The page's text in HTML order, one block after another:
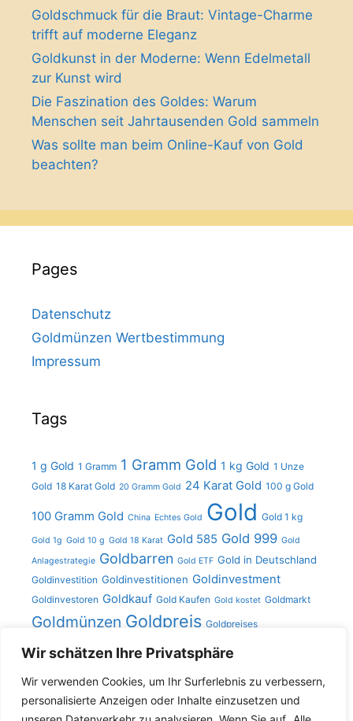
Wir schätzen Ihre Privatsphäre
Wir verwenden Cookies, um Ihr Surferlebnis zu verbessern,
personalisierte Anzeigen oder Inhalte einzusetzen und
Goldschmuck für die Braut: Vintage-Charme
trifft auf moderne Eleganz
Goldkunst in der Moderne: Wenn Edelmetall
zur Kunst wird
Die Faszination des Goldes: Warum
Menschen seit Jahrtausenden Gold sammeln
Was sollte man beim Online-Kauf von Gold
beachten?
Pages
Datenschutz
Goldmünzen Wertbestimmung
Impressum
Tags
1 g Gold 1 Gramm 1 Gramm Gold 1 kg Gold 1 Unze
Gold 18 Karat Gold 20 Gramm Gold 24 Karat Gold 100 g Gold
100 Gramm Gold China Echtes Gold Gold Gold 1 kg
Gold 1g Gold 10 g Gold 18 Karat Gold 585 Gold 999 Gold
Anlagestrategie Goldbarren Gold ETF Gold in Deutschland
Goldinvestition Goldinvestitionen Goldinvestment
Goldinvestoren Goldkauf Gold Kaufen Gold kostet Goldmarkt
Goldmünzen Goldpreis Goldpreises
Goldschmuck
Gold verkaufen Gramm